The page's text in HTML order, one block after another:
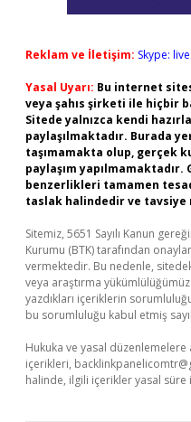
Reklam ve İletişim: Skype:
Yasal Uyarı: Bu internet
veya şahıs şirketi ile hiçbir
Sitede yalnızca kendi
paylaşılmaktadır. Burada
taşımamakta olup, gerçek
paylaşım
benzerlikleri tamamen
taslak halindedir ve tavsiye
Sitemiz, 5651 Sayılı Kanun
Kurumu (BTK) tarafından
vermektedir. Bu nedenle,
veya araştırma
yazdıkları içeriklerin
bu sorumluluğu kabul etmiş
Hukuka ve yasal düzenlemelere
içerikleri,
halinde, ilgili içerikler yasal süre